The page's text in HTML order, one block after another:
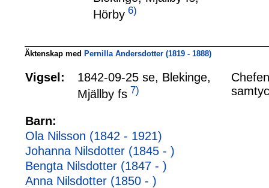
Hörby 6)
Äktenskap med Pernilla Andersdotter (1819 - 1888)
Vigsel:
1842-09-25 se, Blekinge,
Mjällby fs 7)
Barn:
Ola Nilsson (1842 - 1921)
Johanna Nilsdotter (1845 - )
Bengta Nilsdotter (1847 - )
Anna Nilsdotter (1850 - )